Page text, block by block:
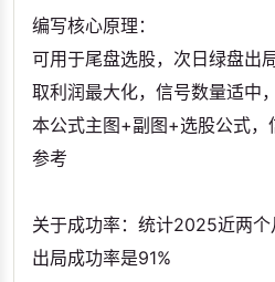
编写核心原理：
可用于尾盘选股，次日绿盘出
取利润最大化，信号数量适中
本公式主图+副图+选股公式，
参考
关于成功率：统计2025近两
出局成功率是91%